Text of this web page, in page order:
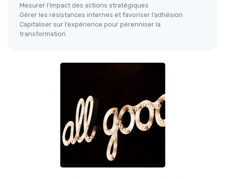
Mesurer l’impact des actions stratégiques
Gérer les résistances internes et favoriser l’adhésion
Capitaliser sur l’expérience pour pérenniser la
transformation